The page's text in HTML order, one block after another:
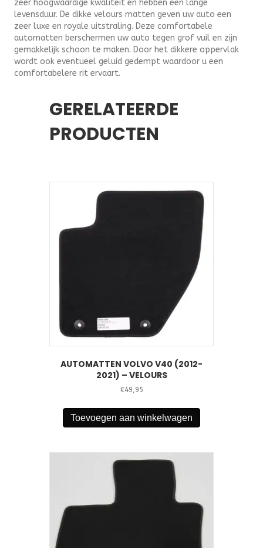
zeer hoogwaardige kwaliteit en hebben een lange
levensduur. De dikke velours matten geven uw auto een
zeer luxe en royale uitstraling. Deze comfortabele
automatten berschermen uw auto tegen grof vuil en zijn
gemakkelijk schoon te maken. Door het dikkere oppervlak
wordt ook eventueel geluid gedempt waardoor u een
comfortabelere rit ervaart.
GERELATEERDE
PRODUCTEN
AUTOMATTEN VOLVO V40 (2012-
2021) – VELOURS
€49,95
Toevoegen aan winkelwagen